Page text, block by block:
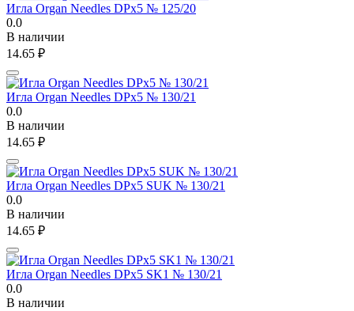
Игла Organ Needles DPx5 № 125/20
0.0
В наличии
14.65 ₽
Игла Organ Needles DPx5 № 130/21
0.0
В наличии
14.65 ₽
Игла Organ Needles DPx5 SUK № 130/21
0.0
В наличии
14.65 ₽
Игла Organ Needles DPx5 SK1 № 130/21
0.0
В наличии